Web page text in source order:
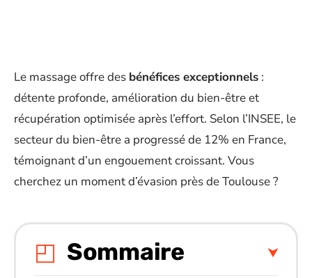
Le massage offre des bénéfices exceptionnels :
détente profonde, amélioration du bien-être et
récupération optimisée après l’effort. Selon l’INSEE, le
secteur du bien-être a progressé de 12% en France,
témoignant d’un engouement croissant. Vous
cherchez un moment d’évasion près de Toulouse ?
Sommaire